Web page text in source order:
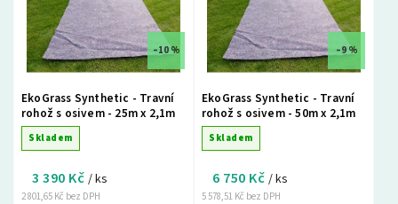
Nejprodávanější
Abecedně
–10 %
EkoGrass Synthetic - Travní
rohož s osivem - 25m x 2,1m
Skladem
2 801,65 Kč bez DPH
3 390 Kč / ks
–9 %
EkoGrass Synthetic - Travní
rohož s osivem - 50m x 2,1m
Skladem
5 578,51 Kč bez DPH
6 750 Kč / ks